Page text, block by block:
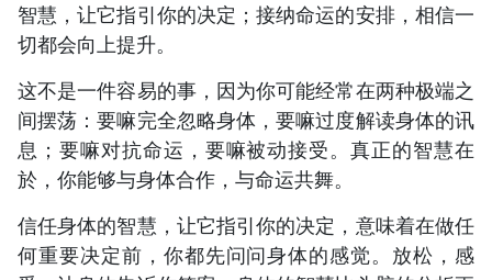
智慧，让它指引你的决定；接纳命运的安排，相信一
切都会向上提升。
这不是一件容易的事，因为你可能经常在两种极端之
间摆荡：要嘛完全忽略身体，要嘛过度解读身体的讯
息；要嘛对抗命运，要嘛被动接受。真正的智慧在
於，你能够与身体合作，与命运共舞。
信任身体的智慧，让它指引你的决定，意味着在做任
何重要决定前，你都先问问身体的感觉。放松，感